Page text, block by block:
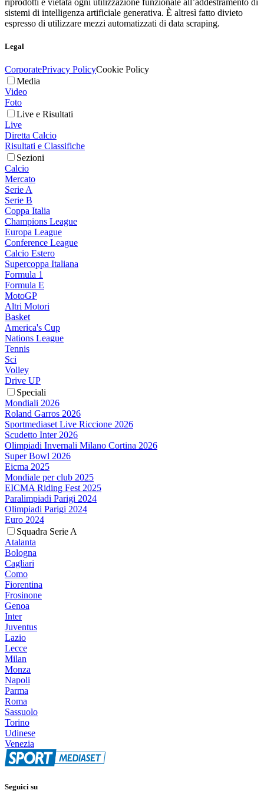
riprodotti è vietata ogni utilizzazione funzionale all’addestramento di
sistemi di intelligenza artificiale generativa. È altresì fatto divieto
espresso di utilizzare mezzi automatizzati di data scraping.
Legal
CorporatePrivacy PolicyCookie Policy
Media
Video
Foto
Live e Risultati
Live
Diretta Calcio
Risultati e Classifiche
Sezioni
Calcio
Mercato
Serie A
Serie B
Coppa Italia
Champions League
Europa League
Conference League
Calcio Estero
Supercoppa Italiana
Formula 1
Formula E
MotoGP
Altri Motori
Basket
America's Cup
Nations League
Tennis
Sci
Volley
Drive UP
Speciali
Mondiali 2026
Roland Garros 2026
Sportmediaset Live Riccione 2026
Scudetto Inter 2026
Olimpiadi Invernali Milano Cortina 2026
Super Bowl 2026
Eicma 2025
Mondiale per club 2025
EICMA Riding Fest 2025
Paralimpiadi Parigi 2024
Olimpiadi Parigi 2024
Euro 2024
Squadra Serie A
Atalanta
Bologna
Cagliari
Como
Fiorentina
Frosinone
Genoa
Inter
Juventus
Lazio
Lecce
Milan
Monza
Napoli
Parma
Roma
Sassuolo
Torino
Udinese
Venezia
Seguici su